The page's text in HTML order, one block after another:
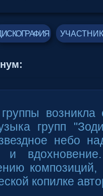
групп
небо
и
композиций,
копилке